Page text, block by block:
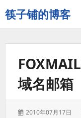
筷子铺的博客
记
录
域名邮箱
发
2010年07月17日